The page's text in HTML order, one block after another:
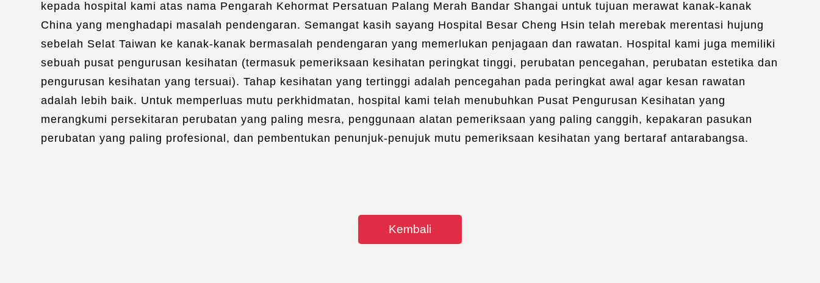
kepada hospital kami atas nama Pengarah Kehormat Persatuan Palang Merah Bandar Shangai untuk tujuan merawat kanak-kanak
China yang menghadapi masalah pendengaran. Semangat kasih sayang Hospital Besar Cheng Hsin telah merebak merentasi hujung
sebelah Selat Taiwan ke kanak-kanak bermasalah pendengaran yang memerlukan penjagaan dan rawatan. Hospital kami juga memiliki
sebuah pusat pengurusan kesihatan (termasuk pemeriksaan kesihatan peringkat tinggi, perubatan pencegahan, perubatan estetika dan
pengurusan kesihatan yang tersuai). Tahap kesihatan yang tertinggi adalah pencegahan pada peringkat awal agar kesan rawatan
adalah lebih baik. Untuk memperluas mutu perkhidmatan, hospital kami telah menubuhkan Pusat Pengurusan Kesihatan yang
merangkumi persekitaran perubatan yang paling mesra, penggunaan alatan pemeriksaan yang paling canggih, kepakaran pasukan
perubatan yang paling profesional, dan pembentukan penunjuk-penujuk mutu pemeriksaan kesihatan yang bertaraf antarabangsa.
Kembali